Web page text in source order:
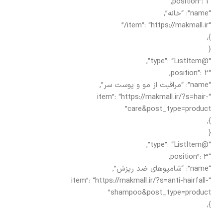
“name”: “خانه”,
“item”: “https://makmall.ir/”
},
{
“@type”: “ListItem”,
“position”: 2,
“name”: “مراقبت از مو و پوست سر”,
“item”: “https://makmall.ir/?s=hair-
care&post_type=product”
},
{
“@type”: “ListItem”,
“position”: 3,
“name”: “شامپوهای ضد ریزش”,
“item”: “https://makmall.ir/?s=anti-hairfall-
shampoo&post_type=product”
},